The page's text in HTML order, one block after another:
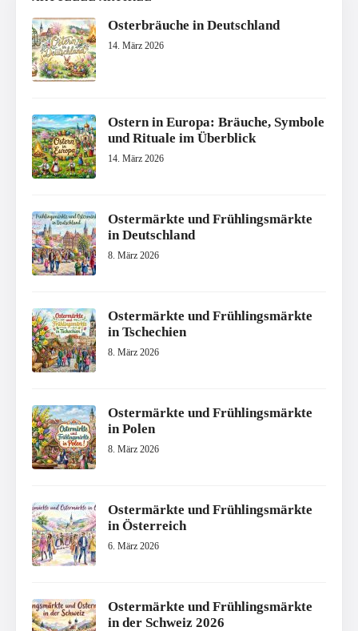
Osterbräuche in Deutschland
14. März 2026
Ostern in Europa: Bräuche, Symbole
und Rituale im Überblick
14. März 2026
Ostermärkte und Frühlingsmärkte
in Deutschland
8. März 2026
Ostermärkte und Frühlingsmärkte
in Tschechien
8. März 2026
Ostermärkte und Frühlingsmärkte
in Polen
8. März 2026
Ostermärkte und Frühlingsmärkte
in Österreich
6. März 2026
Ostermärkte und Frühlingsmärkte
in der Schweiz 2026